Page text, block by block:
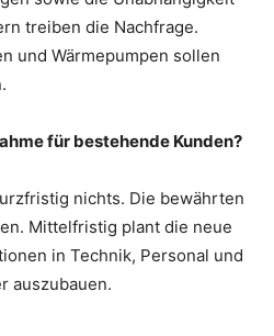
treiben die Nachfrage.
und Wärmepumpen sollen
für bestehende Kunden?
nichts. Die bewährten
Mittelfristig plant die neue
in Technik, Personal und
auszubauen.